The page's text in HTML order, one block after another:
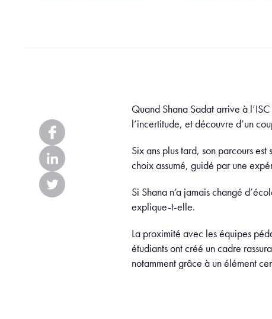
Quand Shana Sadat arrive à
l’incertitude, et découvre d’un
Six ans plus tard, son parcours est
choix assumé, guidé par une
Si Shana n’a jamais changé
explique-t-elle.
La proximité avec les équipes
étudiants ont créé un cadre
notamment grâce à un élément